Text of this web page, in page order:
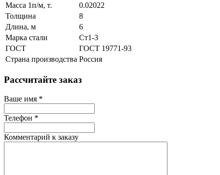
Масса 1п/м, т.
0.02022
Толщина
8
Длина, м
6
Марка стали
Ст1-3
ГОСТ
ГОСТ 19771-93
Страна производства Россия
Рассчитайте заказ
Ваше имя *
Телефон *
Комментарий к заказу